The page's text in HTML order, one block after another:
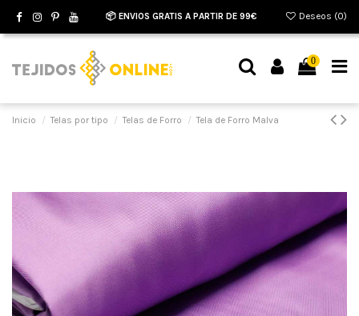
📦 ENVIOS GRATIS A PARTIR DE 99€ Deseos (0)
0
Inicio Telas por tipo Telas de Forro Tela de Forro Malva